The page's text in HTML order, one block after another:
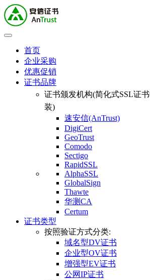
首页
企业采购
优惠促销
证书品牌
证书颁发机构(简化式SSL证
装)
速安信(AnTrust)
DigiCert
GeoTrust
Comodo
Sectigo
RapidSSL
AlphaSSL
GlobalSign
Thawte
华测CA
Certum
证书类型
按照验证方式分类:
域名型DV证书
企业型OV证书
增强型EV证书
公网IP证书